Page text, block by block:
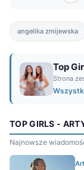
angelika zmijewska
Top
Strona
TOP GIRLS -
Najnowsze